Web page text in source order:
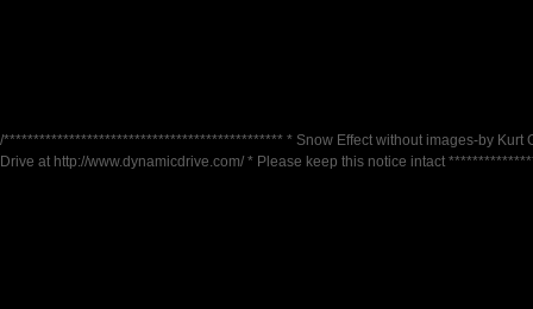
/*********************************************** * Snow Effect without images-by Kurt
Drive at http://www.dynamicdrive.com/ * Please keep this notice intact